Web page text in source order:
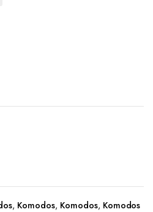
, Komodos, Komodos, Komodos